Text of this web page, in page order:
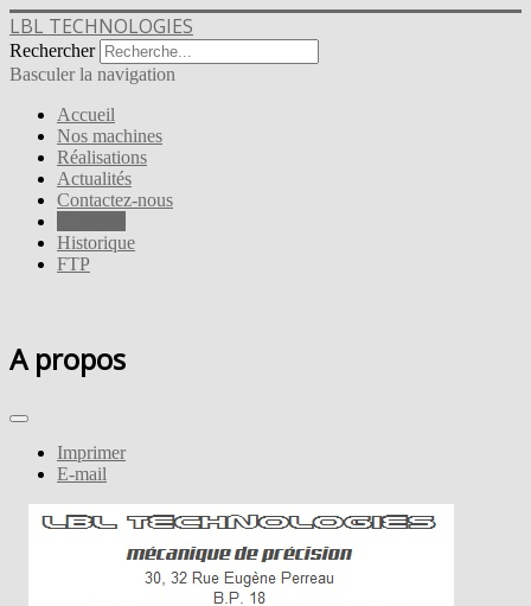
LBL TECHNOLOGIES
Rechercher
Basculer la navigation
Accueil
Nos machines
Réalisations
Actualités
Contactez-nous
Historique
FTP
A propos
Imprimer
E-mail